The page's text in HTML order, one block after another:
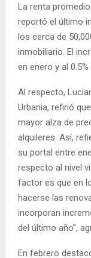
La renta
reportó el último
los cerca de
inmobiliario. El
en enero y al
Al respecto,
Urbania, refirió
mayor alza de
alquileres. Así,
su portal entre
respecto al nivel
factor es que en
hacerse las
incorporan
del último año”,
En febrero